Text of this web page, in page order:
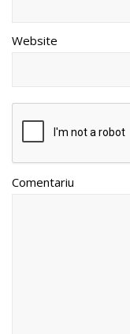
Website
Comentariu